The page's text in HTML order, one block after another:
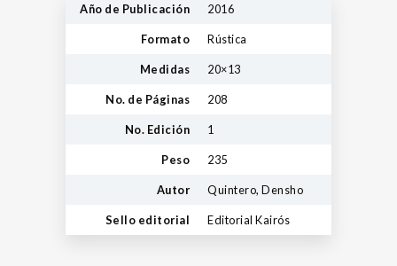
Año de Publicación 2016
Formato Rústica
Medidas 20×13
No. de Páginas 208
No. Edición 1
Peso 235
Autor Quintero, Densho
Sello editorial Editorial Kairós